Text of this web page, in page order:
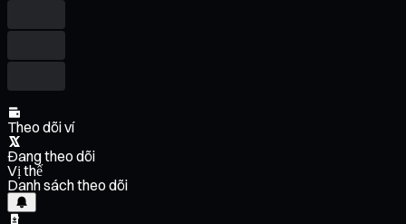
Theo dõi ví
Đang theo dõi
Vị thế
Danh sách theo dõi